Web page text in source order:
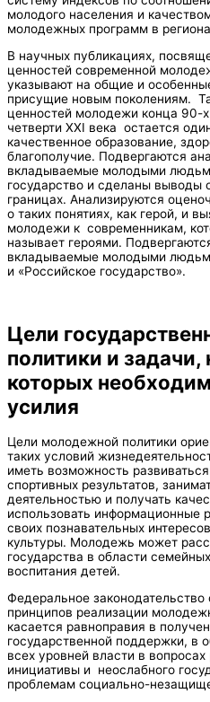
молодого населения и
молодежных программ в
В научных публикациях,
ценностей современной
указывают на общие и
присущие новым поколениям.
ценностей молодежи конца 90-х
четверти XXI века остается
качественное образование,
благополучие. Подвергаются
вкладываемые молодыми
государство и сделаны выводы
границах. Анализируются
о таких понятиях, как герой, и
молодежи к современникам,
называет героями.
вкладываемые молодыми
и «Российское государство».
Цели
политики и
которых
усилия
Цели молодежной политики
таких условий
иметь возможность
спортивных результатов,
деятельностью и получать
использовать информационные
своих познавательных
культуры. Молодежь может
государства в области
воспитания детей.
Федеральное
принципов реализации
касается равноправия в
государственной поддержки, в
всех уровней власти в
инициативы и неослабного
проблемам социально-